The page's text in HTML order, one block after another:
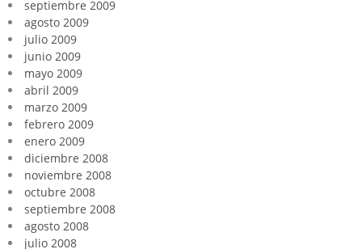
septiembre 2009
agosto 2009
julio 2009
junio 2009
mayo 2009
abril 2009
marzo 2009
febrero 2009
enero 2009
diciembre 2008
noviembre 2008
octubre 2008
septiembre 2008
agosto 2008
julio 2008